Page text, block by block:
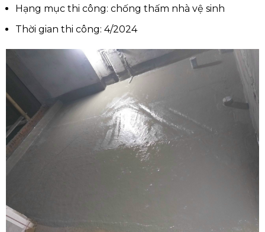
Hạng mục thi công: chống thấm nhà vệ sinh
Thời gian thi công: 4/2024